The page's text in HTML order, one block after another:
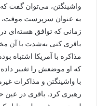
واشینگتن، می‌توان گفت
به عنوان سرپرست
باقری کنی به‌شدت با آن
مذاکره با آمریکا اشتباه
که او موضعش را تغییر
با واشینگتن و مذاکرات
رهبری کرد. باقری در عین